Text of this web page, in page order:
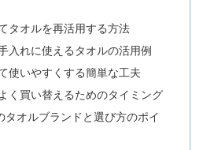
タオルを再活用する方法
入れに使えるタオルの活用例
使いやすくする簡単な工夫
く買い替えるためのタイミング
タオルブランドと選び方のポイ